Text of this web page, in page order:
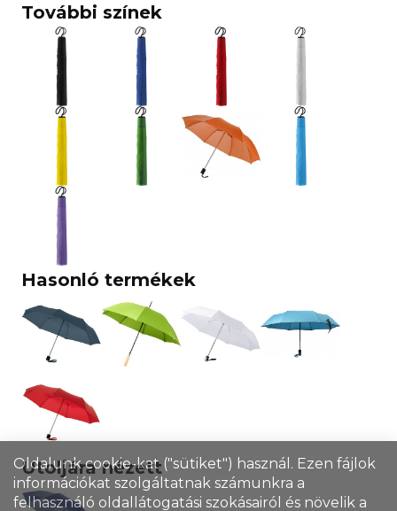
További színek
Hasonló termékek
Utoljára nézett
Oldalunk cookie-kat ("sütiket") használ. Ezen fájlok
információkat szolgáltatnak számunkra a
felhasználó oldallátogatási szokásairól és növelik a